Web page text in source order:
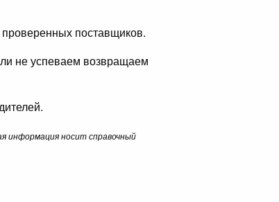
проверенных поставщиков.
не успеваем возвращаем
информация носит справочный